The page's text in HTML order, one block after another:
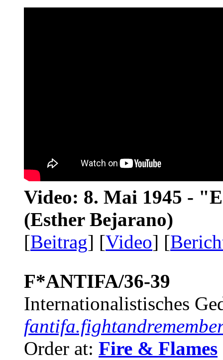
Video: 8. Mai 1945 -
(Esther Bejarano)
[Beitrag] [Video] [
F*ANTIFA/36-39
Internationalistisches
Order at: Fire & Flames